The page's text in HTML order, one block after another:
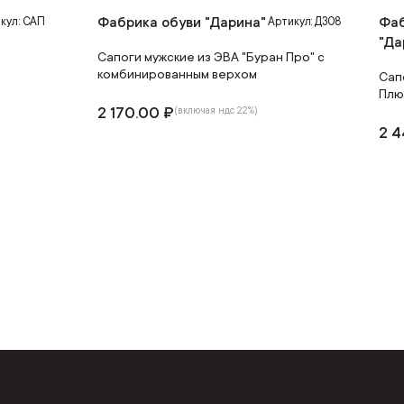
САП
Фабрика обуви "Дарина" Артикул: Д308
Сапоги мужские из ЭВА "Буран Про" с
комбинированным верхом
2 170.00 ₽(включая ндс 22%)
2